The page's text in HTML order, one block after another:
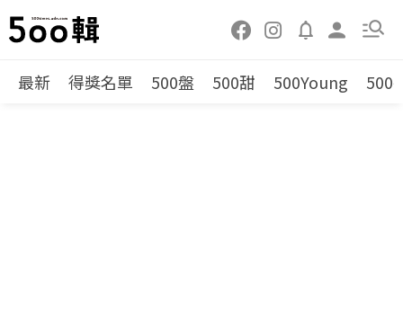
最新 得獎名單 500盤 500甜 500Young 500